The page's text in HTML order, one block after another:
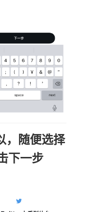
，随便选择
下一步